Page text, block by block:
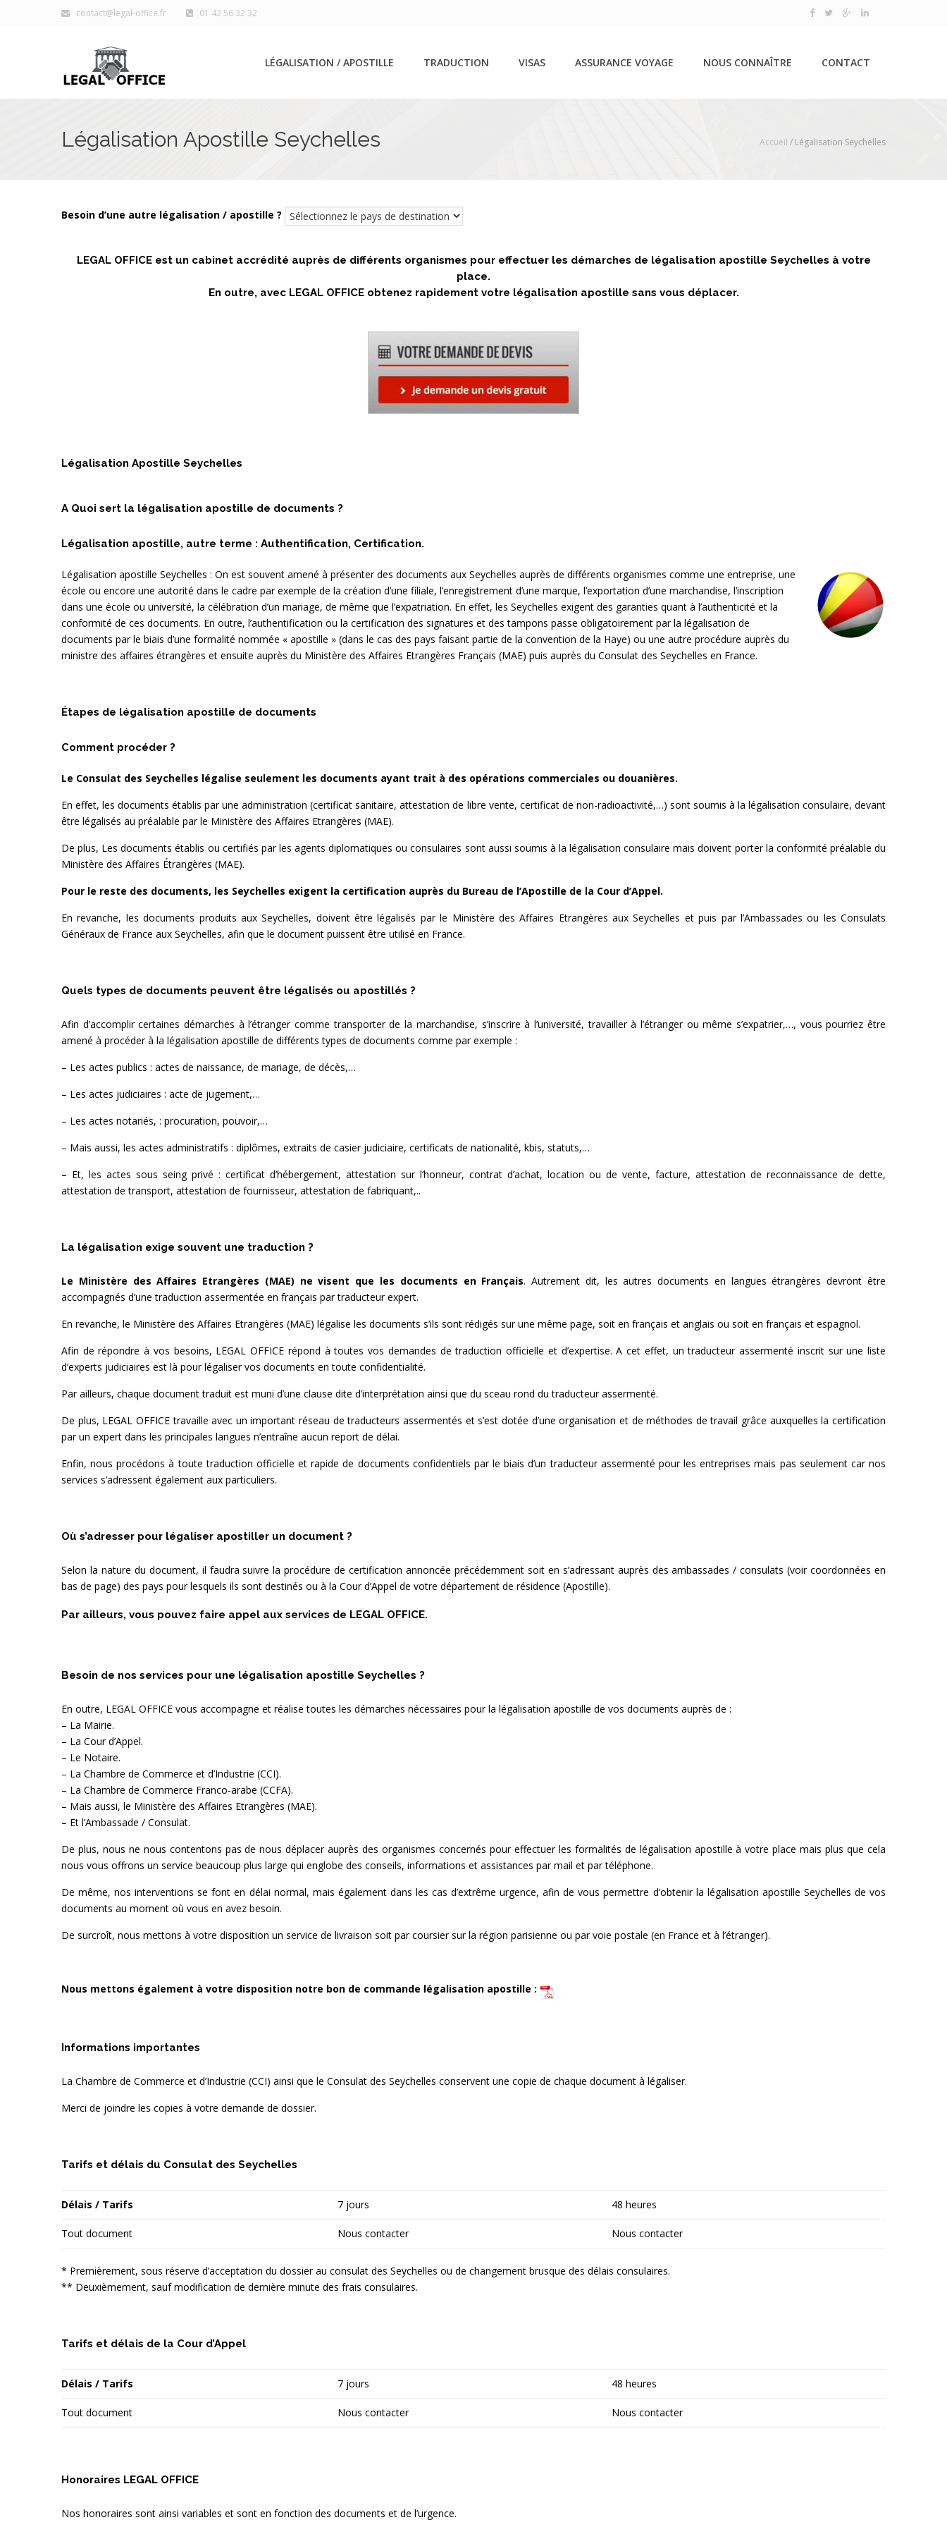
contact@legal-office.fr 01 42 56 32 32
LÉGALISATION / APOSTILLE TRADUCTION VISAS ASSURANCE VOYAGE NOUS CONNAÎTRE CONTACT
Légalisation Apostille Seychelles Accueil / Légalisation Seychelles
Besoin d’une autre légalisation / apostille ?
LEGAL OFFICE est un cabinet accrédité auprès de différents organismes pour effectuer les démarches de légalisation apostille Seychelles à votre
place.
En outre, avec LEGAL OFFICE obtenez rapidement votre légalisation apostille sans vous déplacer.
Légalisation Apostille Seychelles
A Quoi sert la légalisation apostille de documents ?
Légalisation apostille, autre terme : Authentification, Certification.
Légalisation apostille Seychelles : On est souvent amené à présenter des documents aux Seychelles auprès de différents organismes comme une entreprise, une
école ou encore une autorité dans le cadre par exemple de la création d’une filiale, l’enregistrement d’une marque, l’exportation d’une marchandise, l’inscription
dans une école ou université, la célébration d’un mariage, de même que l’expatriation. En effet, les Seychelles exigent des garanties quant à l’authenticité et la
conformité de ces documents. En outre, l’authentification ou la certification des signatures et des tampons passe obligatoirement par la légalisation de
documents par le biais d’une formalité nommée « apostille » (dans le cas des pays faisant partie de la convention de la Haye) ou une autre procédure auprès du
ministre des affaires étrangères et ensuite auprès du Ministère des Affaires Etrangères Français (MAE) puis auprès du Consulat des Seychelles en France.
Étapes de légalisation apostille de documents
Comment procéder ?
Le Consulat des Seychelles légalise seulement les documents ayant trait à des opérations commerciales ou douanières.
En effet, les documents établis par une administration (certificat sanitaire, attestation de libre vente, certificat de non-radioactivité,…) sont soumis à la légalisation consulaire, devant
être légalisés au préalable par le Ministère des Affaires Etrangères (MAE).
De plus, Les documents établis ou certifiés par les agents diplomatiques ou consulaires sont aussi soumis à la légalisation consulaire mais doivent porter la conformité préalable du
Ministère des Affaires Étrangères (MAE).
Pour le reste des documents, les Seychelles exigent la certification auprès du Bureau de l’Apostille de la Cour d’Appel.
En revanche, les documents produits aux Seychelles, doivent être légalisés par le Ministère des Affaires Etrangères aux Seychelles et puis par l’Ambassades ou les Consulats
Généraux de France aux Seychelles, afin que le document puissent être utilisé en France.
Quels types de documents peuvent être légalisés ou apostillés ?
Afin d’accomplir certaines démarches à l’étranger comme transporter de la marchandise, s’inscrire à l’université, travailler à l’étranger ou même s’expatrier,…, vous pourriez être
amené à procéder à la légalisation apostille de différents types de documents comme par exemple :
– Les actes publics : actes de naissance, de mariage, de décès,…
– Les actes judiciaires : acte de jugement,…
– Les actes notariés, : procuration, pouvoir,…
– Mais aussi, les actes administratifs : diplômes, extraits de casier judiciaire, certificats de nationalité, kbis, statuts,…
– Et, les actes sous seing privé : certificat d’hébergement, attestation sur l’honneur, contrat d’achat, location ou de vente, facture, attestation de reconnaissance de dette,
attestation de transport, attestation de fournisseur, attestation de fabriquant,..
La légalisation exige souvent une traduction ?
Le Ministère des Affaires Etrangères (MAE) ne visent que les documents en Français. Autrement dit, les autres documents en langues étrangères devront être
accompagnés d’une traduction assermentée en français par traducteur expert.
En revanche, le Ministère des Affaires Etrangères (MAE) légalise les documents s’ils sont rédigés sur une même page, soit en français et anglais ou soit en français et espagnol.
Afin de répondre à vos besoins, LEGAL OFFICE répond à toutes vos demandes de traduction officielle et d’expertise. A cet effet, un traducteur assermenté inscrit sur une liste
d’experts judiciaires est là pour légaliser vos documents en toute confidentialité.
Par ailleurs, chaque document traduit est muni d’une clause dite d’interprétation ainsi que du sceau rond du traducteur assermenté.
De plus, LEGAL OFFICE travaille avec un important réseau de traducteurs assermentés et s’est dotée d’une organisation et de méthodes de travail grâce auxquelles la certification
par un expert dans les principales langues n’entraîne aucun report de délai.
Enfin, nous procédons à toute traduction officielle et rapide de documents confidentiels par le biais d’un traducteur assermenté pour les entreprises mais pas seulement car nos
services s’adressent également aux particuliers.
Où s’adresser pour légaliser apostiller un document ?
Selon la nature du document, il faudra suivre la procédure de certification annoncée précédemment soit en s’adressant auprès des ambassades / consulats (voir coordonnées en
bas de page) des pays pour lesquels ils sont destinés ou à la Cour d’Appel de votre département de résidence (Apostille).
Par ailleurs, vous pouvez faire appel aux services de LEGAL OFFICE.
Besoin de nos services pour une légalisation apostille Seychelles ?
En outre, LEGAL OFFICE vous accompagne et réalise toutes les démarches nécessaires pour la légalisation apostille de vos documents auprès de :
– La Mairie.
– La Cour d’Appel.
– Le Notaire.
– La Chambre de Commerce et d’Industrie (CCI).
– La Chambre de Commerce Franco-arabe (CCFA).
– Mais aussi, le Ministère des Affaires Etrangères (MAE).
– Et l’Ambassade / Consulat.
De plus, nous ne nous contentons pas de nous déplacer auprès des organismes concernés pour effectuer les formalités de légalisation apostille à votre place mais plus que cela
nous vous offrons un service beaucoup plus large qui englobe des conseils, informations et assistances par mail et par téléphone.
De même, nos interventions se font en délai normal, mais également dans les cas d’extrême urgence, afin de vous permettre d’obtenir la légalisation apostille Seychelles de vos
documents au moment où vous en avez besoin.
De surcroît, nous mettons à votre disposition un service de livraison soit par coursier sur la région parisienne ou par voie postale (en France et à l’étranger).
Nous mettons également à votre disposition notre bon de commande légalisation apostille :
Informations importantes
La Chambre de Commerce et d’Industrie (CCI) ainsi que le Consulat des Seychelles conservent une copie de chaque document à légaliser.
Merci de joindre les copies à votre demande de dossier.
Tarifs et délais du Consulat des Seychelles
Délais / Tarifs 7 jours 48 heures
Tout document Nous contacter Nous contacter
* Premièrement, sous réserve d’acceptation du dossier au consulat des Seychelles ou de changement brusque des délais consulaires.
** Deuxièmement, sauf modification de dernière minute des frais consulaires.
Tarifs et délais de la Cour d’Appel
Délais / Tarifs 7 jours 48 heures
Tout document Nous contacter Nous contacter
Honoraires LEGAL OFFICE
Nos honoraires sont ainsi variables et sont en fonction des documents et de l’urgence.